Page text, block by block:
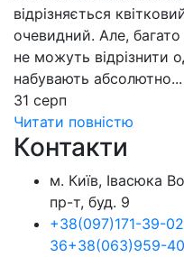
відрізняється
очевидний. Але, багато
не можуть відрізнити
набувають абсолютно...
31 серп
Читати повністю
Контакти
м. Київ, Івасюка
пр-т, буд. 9
+38(097)171-39-02
36+38(063)959-